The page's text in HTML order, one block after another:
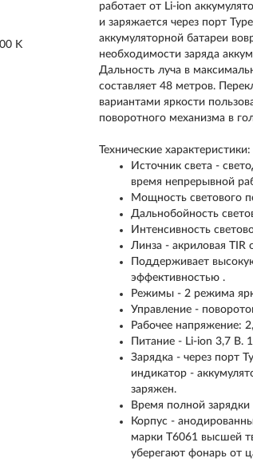
K
работает от Li-ion
и заряжается через порт
аккумуляторной батареи
необходимости заряда
Дальность луча в
составляет 48 метров.
вариантами яркости
поворотного механизма в
Технические характеристики:
Источник света -
время непрерывной
Мощность светового
Дальнобойность
Интенсивность
Линза - акриловая TIR
Поддерживает
эффективностью .
Режимы - 2 режима
Управление -
Рабочее напряжение:
Питание - Li-ion 3,7 В.
Зарядка - через порт
индикатор -
заряжен.
Время полной
Корпус -
марки T6061 высшей
уберегают фонарь от